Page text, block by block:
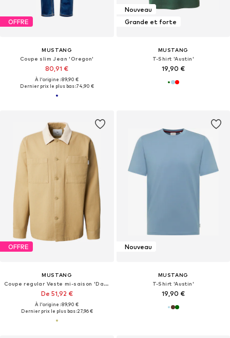
OFFRE
MUSTANG
Coupe slim Jean 'Oregon'
80,91 €
À l'origine : 89,90 €
Dernier prix le plus bas :74,90 €
Nouveau
Grande et forte
MUSTANG
T-Shirt 'Austin'
19,90 €
OFFRE
MUSTANG
Coupe regular Veste mi-saison 'Dayton Heritage'
De 51,92 €
À l'origine : 89,90 €
Dernier prix le plus bas :27,96 €
Nouveau
MUSTANG
T-Shirt 'Austin'
19,90 €